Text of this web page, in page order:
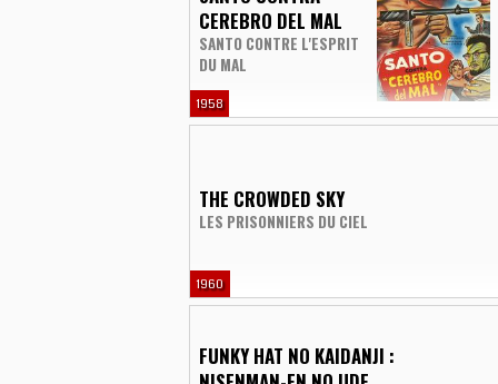
CEREBRO DEL MAL
SANTO CONTRE L'ESPRIT
DU MAL
1958
THE CROWDED SKY
LES PRISONNIERS DU CIEL
1960
FUNKY HAT NO KAIDANJI :